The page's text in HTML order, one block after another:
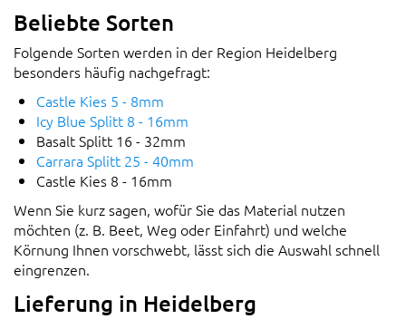
Beliebte Sorten
Folgende Sorten werden in der Region Heidelberg
besonders häufig nachgefragt:
Castle Kies 5 - 8mm
Icy Blue Splitt 8 - 16mm
Basalt Splitt 16 - 32mm
Carrara Splitt 25 - 40mm
Castle Kies 8 - 16mm
Wenn Sie kurz sagen, wofür Sie das Material nutzen
möchten (z. B. Beet, Weg oder Einfahrt) und welche
Körnung Ihnen vorschwebt, lässt sich die Auswahl schnell
eingrenzen.
Lieferung in Heidelberg